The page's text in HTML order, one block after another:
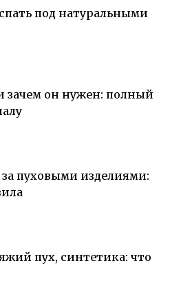
под натуральными
зачем он нужен: полный
пуховыми изделиями:
пух, синтетика: что